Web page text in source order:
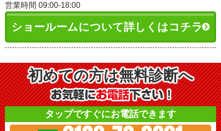
営業時間 09:00-18:00
ショールームについて詳しくはコチラ
初めての方は無料診断へ
タップですぐにお電話できます